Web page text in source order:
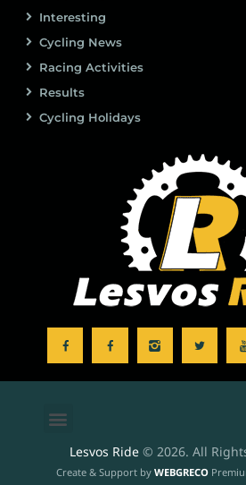
Interesting
Cycling News
Racing Activities
Results
Cycling Holidays
Lesvos Ride © 2026. All
Create & Support by WEBGRECO